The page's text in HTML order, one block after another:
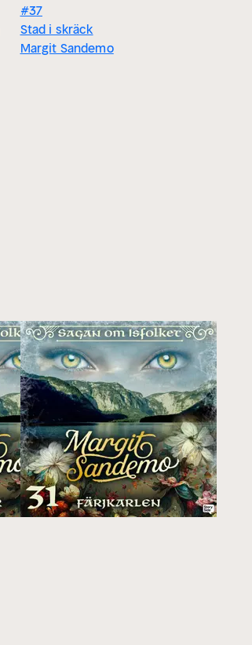
#37
Stad i skräck
Margit Sandemo